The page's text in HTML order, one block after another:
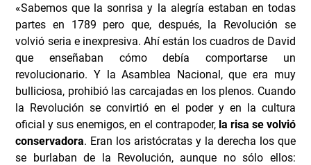
«Sabemos que la sonrisa y la alegría estaban en todas
partes en 1789 pero que, después, la Revolución se
volvió seria e inexpresiva. Ahí están los cuadros de David
que enseñaban cómo debía comportarse un
revolucionario. Y la Asamblea Nacional, que era muy
bulliciosa, prohibió las carcajadas en los plenos. Cuando
la Revolución se convirtió en el poder y en la cultura
oficial y sus enemigos, en el contrapoder,la risa se volvió
conservadora. Eran los aristócratas y la derecha los que
se burlaban de la Revolución, aunque no sólo ellos: